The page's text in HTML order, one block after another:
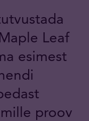
Leaf
esimest
proov